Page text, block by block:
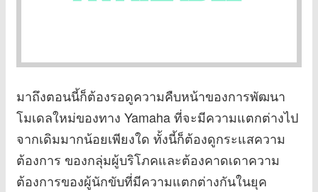
มาถึงตอนนี้ก็ต้องรอดูความคืบหน้าของการพัฒนา
โมเดลใหม่ของทาง Yamaha ที่จะมีความแตกต่างไป
จากเดิมมากน้อยเพียงใด ทั้งนี้ก็ต้องดูกระแสความ
ต้องการ ของกลุ่มผู้บริโภคและต้องคาดเดาความ
ต้องการของผู้นักขับที่มีความแตกต่างกันในยุค